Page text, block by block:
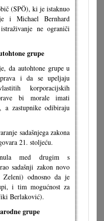
(SPÖ), ki je istaknuo
i Michael Bernhard
ne ograniči
grupe
da autohtone grupe u
i da se upeljaju
korporacijskih
bi morale imati
a zastupnike odibiraju
sadašnjega zakona
21. stoljeću.
med drugim s
sadašnji zakon novo
odnosno da je
i tim mogućnost za
Berlaković).
grupe